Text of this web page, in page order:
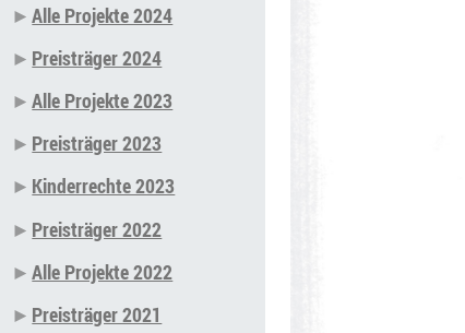
Alle Projekte 2024
Preisträger 2024
Alle Projekte 2023
Preisträger 2023
Kinderrechte 2023
Preisträger 2022
Alle Projekte 2022
Preisträger 2021